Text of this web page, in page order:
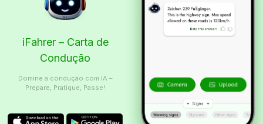
iFahrer – Carta de
Condução
Domine a condução com IA –
Prepare, Pratique, Passe!